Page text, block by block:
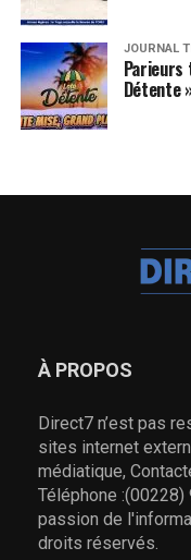
JOURNAL
Parieurs
Détente
À PROPOS
Direct7 n’est pas
sites internet
médiatique,
Téléphone
passion de
droits réservés.